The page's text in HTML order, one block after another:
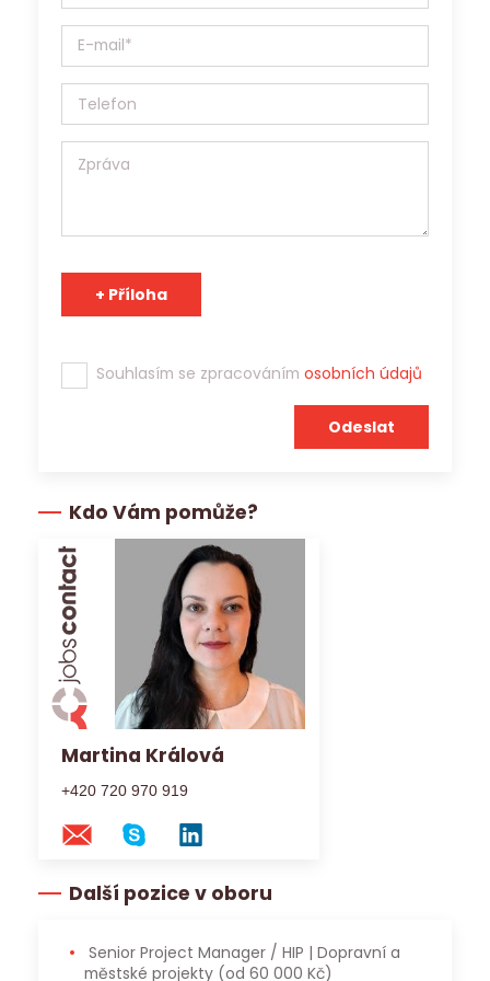
ochraně osobních údajů (EU) 2016/679, a to výhradně za
účelem prezentace potenciálním zaměstnavatelům a
agentura s platným povolením Generálního ředitelství
Úřadu práce ČR a osobní údaje může v souladu s účelem
Souhlasím se zpracováním osobních údajů
Kdo Vám pomůže?
Martina Králová
+420 720 970 919
Další pozice v oboru
městské projekty (od 60 000 Kč)